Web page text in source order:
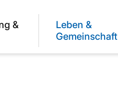
&
Leben &
Gemeinschaft